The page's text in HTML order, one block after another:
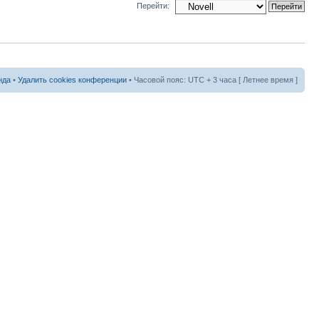
Перейти:
• Удалить cookies конференции • Часовой пояс: UTC + 3 часа [ Летнее время ]